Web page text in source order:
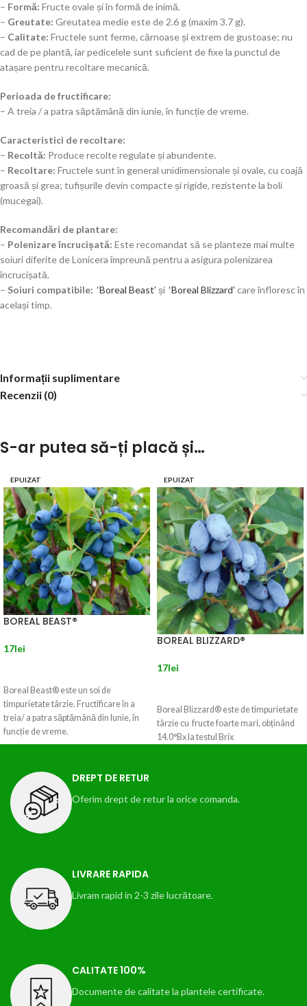
– Formă: Fructe ovale și în formă de inimă.
– Greutate: Greutatea medie este de 2.6 g (maxim 3.7 g).
– Calitate: Fructele sunt ferme, cărnoase și extrem de gustoase; nu
cad de pe plantă, iar pedicelele sunt suficient de fixe la punctul de
atașare pentru recoltare mecanică.
Perioada de fructificare:
– A treia / a patra săptămână din iunie, în funcție de vreme.
Caracteristici de recoltare:
– Recoltă: Produce recolte regulate și abundente.
– Recoltare: Fructele sunt în general unidimensionale și ovale, cu coajă
groasă și grea; tufișurile devin compacte și rigide, rezistente la boli
(mucegai).
Recomandări de plantare:
– Polenizare încrucișată: Este recomandat să se planteze mai multe
soiuri diferite de Lonicera împreună pentru a asigura polenizarea
încrucișată.
– Soiuri compatibile: ‘Boreal Beast’ și ‘Boreal Blizzard’ care înfloresc în
același timp.
Informații suplimentare
Recenzii (0)
S-ar putea să-ți placă și…
EPUIZAT
BOREAL BEAST®
17lei
Boreal Beast® este un soi de
timpurietate târzie. Fructificare în a
treia/ a patra săptămână din Iunie, în
funcție de vreme.
EPUIZAT
BOREAL BLIZZARD®
17lei
Boreal Blizzard® este de timpurietate
târzie cu fructe foarte mari, obținând
14.0°Bx la testul Brix
DREPT DE RETUR
Oferim drept de retur la orice comanda.
LIVRARE RAPIDA
Livram rapid in 2-3 zile lucrătoare.
CALITATE 100%
Documente de calitate la plantele certificate.